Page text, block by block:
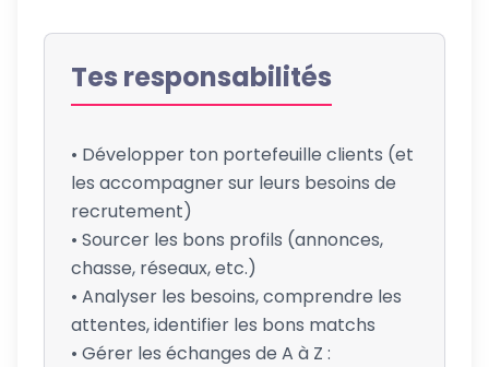
Tes responsabilités
• Développer ton portefeuille clients (et
les accompagner sur leurs besoins de
recrutement)
• Sourcer les bons profils (annonces,
chasse, réseaux, etc.)
• Analyser les besoins, comprendre les
attentes, identifier les bons matchs
• Gérer les échanges de A à Z :